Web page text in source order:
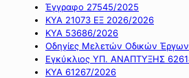
Έγγραφο 27545/2025
ΚΥΑ 21073 ΕΞ 2026/2026
ΚΥΑ 53686/2026
Οδηγίες Μελετών Οδικών Έργων
Εγκύκλιος ΥΠ. ΑΝΑΠΤΥΞΗΣ
ΚΥΑ 61267/2026